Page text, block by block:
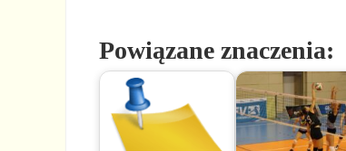
Powiązane znaczenia: